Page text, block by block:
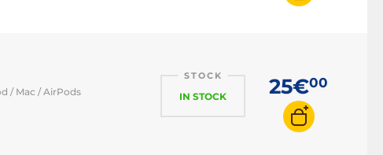
/ Mac / AirPods
STOCK
IN STOCK 25€00